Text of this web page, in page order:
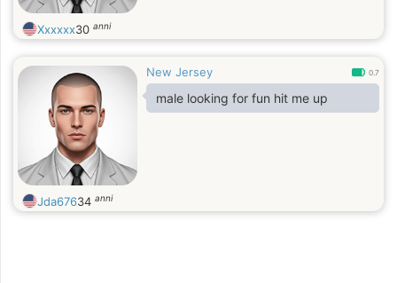
Xxxxxx30 anni
New Jersey 0.7
male looking for fun hit me up
Jda67634 anni